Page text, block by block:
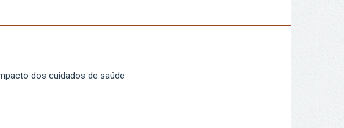
dos cuidados de saúde